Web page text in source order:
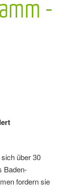
-
über 30
Baden-
fordern sie